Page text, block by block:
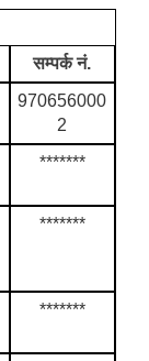
सम्पर्क नं.
970656000
2
*******
*******
*******